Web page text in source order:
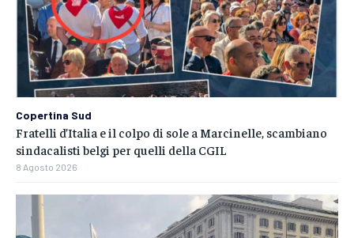
Copertina Sud
Fratelli d’Italia e il colpo di sole a Marcinelle, scambiano
sindacalisti belgi per quelli della CGIL
8 Agosto 2026